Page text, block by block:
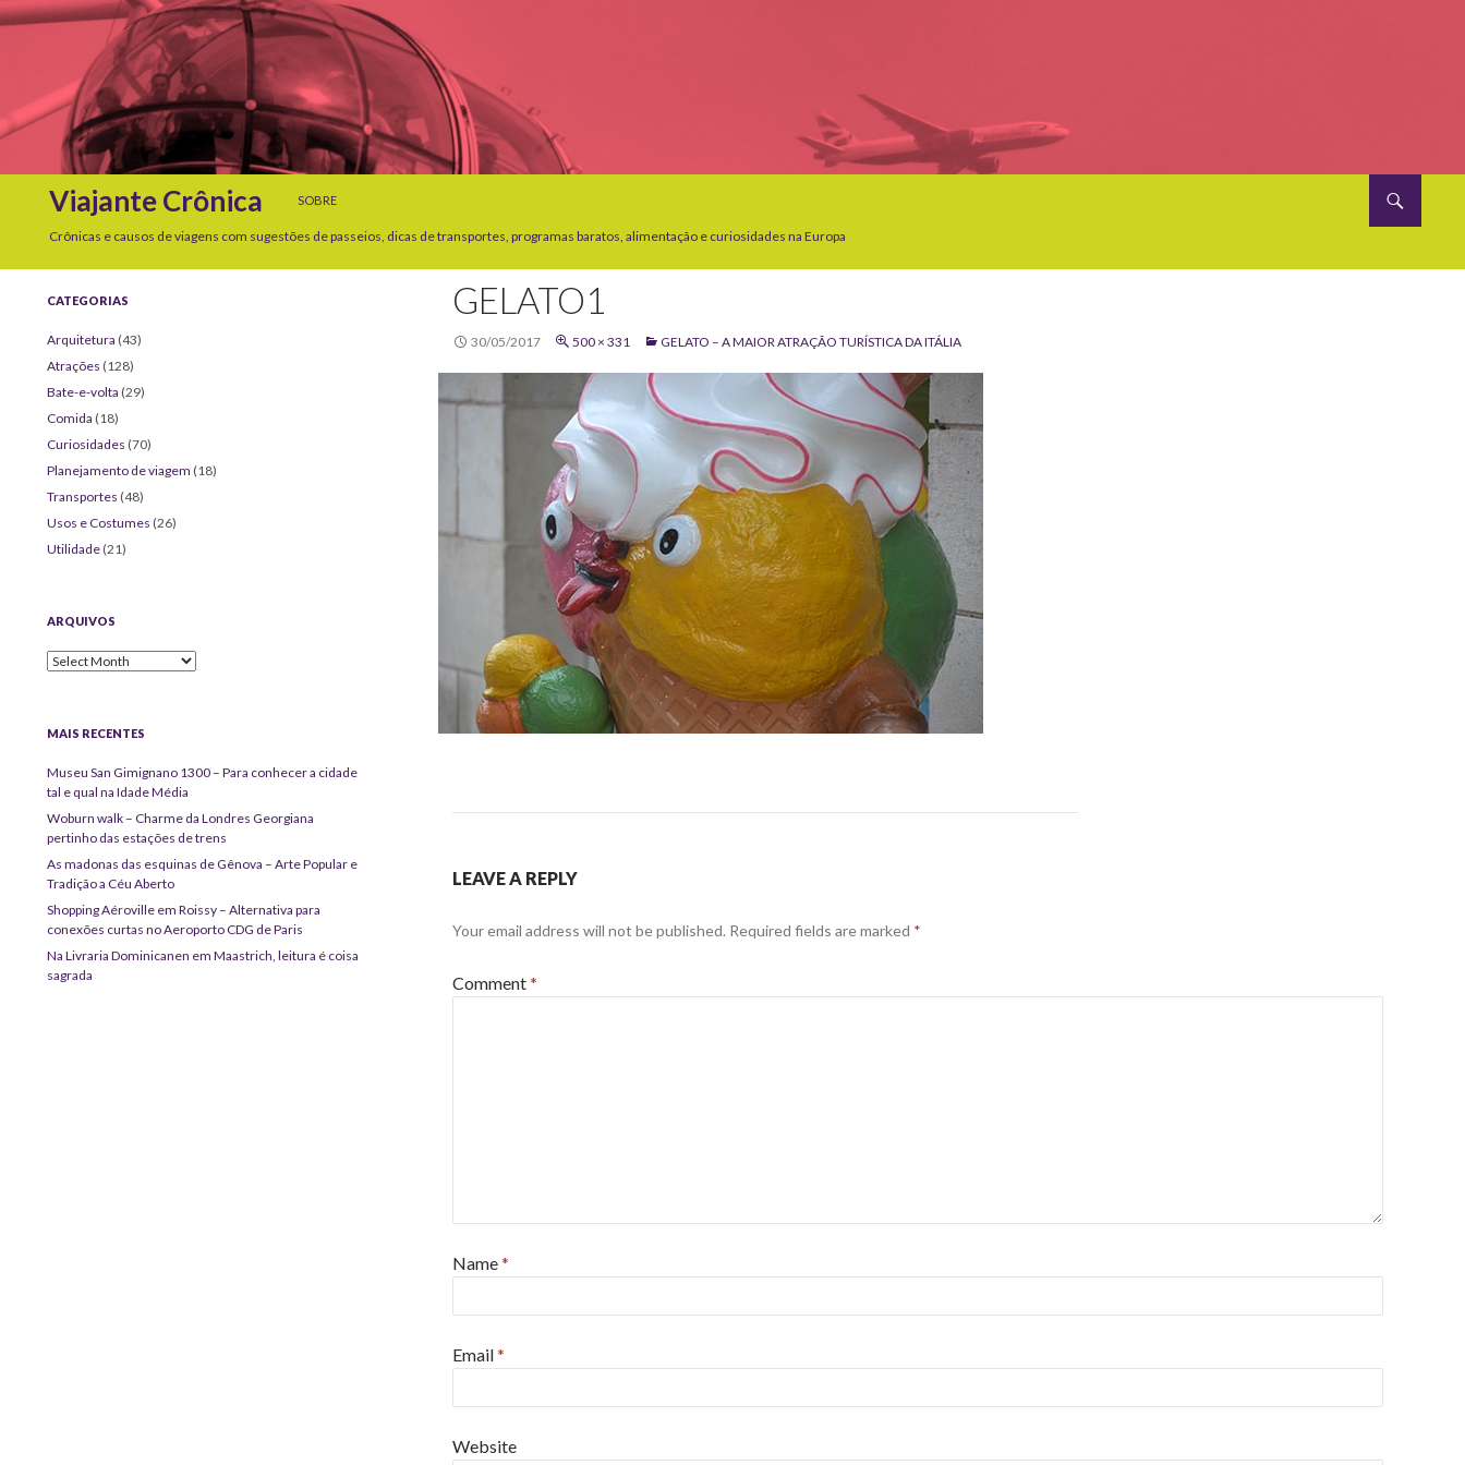
Viajante Crônica
SOBRE
Crônicas e causos de viagens com sugestões de passeios, dicas de transportes, programas baratos, alimentação e curiosidades na Europa
GELATO1
30/05/2017 500 × 331 GELATO – A MAIOR ATRAÇÃO TURÍSTICA DA ITÁLIA
LEAVE A REPLY
Your email address will not be published. Required fields are marked *
Comment*
Name*
Email*
Website
CATEGORIAS
Arquitetura (43)
Atrações (128)
Bate-e-volta (29)
Comida (18)
Curiosidades (70)
Planejamento de viagem (18)
Transportes (48)
Usos e Costumes (26)
Utilidade (21)
ARQUIVOS
Arquivos
MAIS RECENTES
Museu San Gimignano 1300 – Para conhecer a cidade
tal e qual na Idade Média
Woburn walk – Charme da Londres Georgiana
pertinho das estações de trens
As madonas das esquinas de Gênova – Arte Popular e
Tradição a Céu Aberto
Shopping Aéroville em Roissy – Alternativa para
conexões curtas no Aeroporto CDG de Paris
Na Livraria Dominicanen em Maastrich, leitura é coisa
sagrada